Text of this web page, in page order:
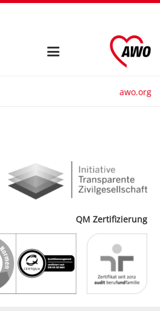
awo.org
QM Zertifizierung